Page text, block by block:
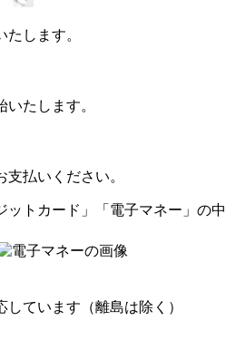
します。
たします。
払いください。
ットカード」「電子マネー」の中
ています（離島は除く）